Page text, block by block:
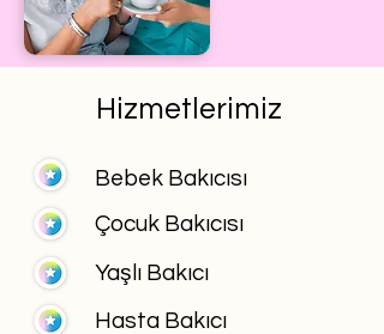
Hizmetlerimiz
Bebek Bakıcısı
Çocuk Bakıcısı
Yaşlı Bakıcı
Hasta Bakıcı